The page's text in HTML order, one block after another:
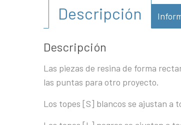
Descripción
Descripción
Las piezas de resina de forma
las puntas para otro proyecto.
Los topes [S] blancos se ajustan a